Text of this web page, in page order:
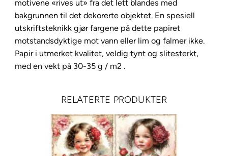
p
a
p
i
r
A
motivene «rives ut» fra det lett blandes med
bakgrunnen til det dekorerte objektet. En spesiell
utskriftsteknikk gjør fargene på dette papiret
motstandsdyktige mot vann eller lim og falmer ikke.
Papir i utmerket kvalitet, veldig tynt og slitesterkt,
med en vekt på 30-35 g / m2 .
RELATERTE PRODUKTER